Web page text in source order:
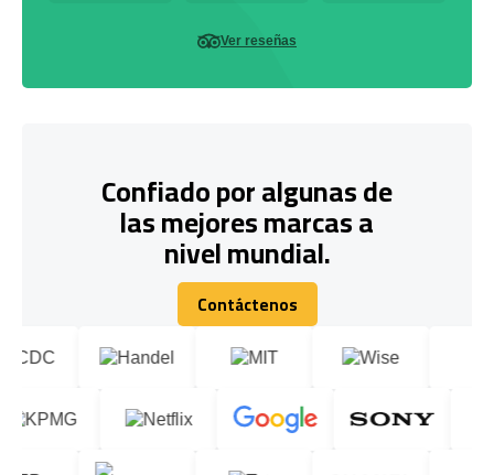
Ver reseñas
Confiado por algunas de
las mejores marcas a
nivel mundial.
Contáctenos
Contáctenos